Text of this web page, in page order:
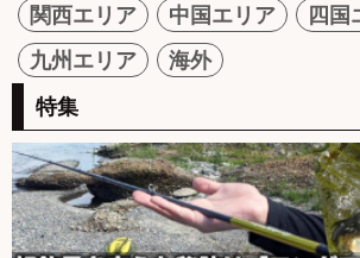
関西エリア
中国エリア
四国
九州エリア
海外
特集